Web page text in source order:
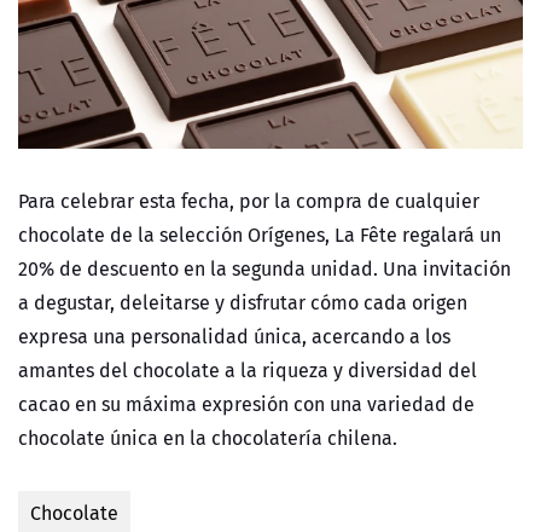
Para celebrar esta fecha, por la compra de cualquier
chocolate de la selección Orígenes, La Fête regalará un
20% de descuento en la segunda unidad. Una invitación
a degustar, deleitarse y disfrutar cómo cada origen
expresa una personalidad única, acercando a los
amantes del chocolate a la riqueza y diversidad del
cacao en su máxima expresión con una variedad de
chocolate única en la chocolatería chilena.
Chocolate